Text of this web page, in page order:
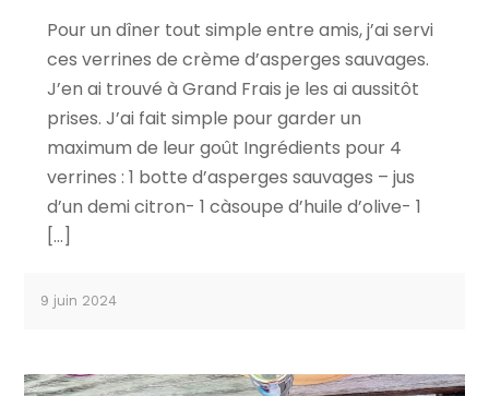
Pour un dîner tout simple entre amis, j’ai servi
ces verrines de crème d’asperges sauvages.
J’en ai trouvé à Grand Frais je les ai aussitôt
prises. J’ai fait simple pour garder un
maximum de leur goût Ingrédients pour 4
verrines : 1 botte d’asperges sauvages – jus
d’un demi citron- 1 càsoupe d’huile d’olive- 1
[…]
9 juin 2024